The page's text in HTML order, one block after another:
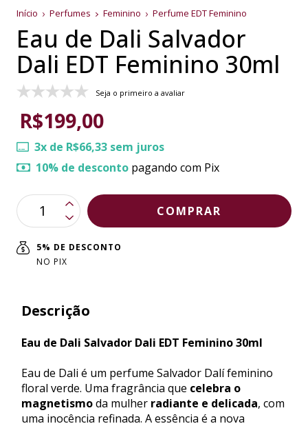
Início Perfumes Feminino Perfume EDT Feminino
Eau de Dali Salvador
Dali EDT Feminino 30ml
Seja o primeiro a avaliar
R$199,00
3x de R$66,33 sem juros
10% de desconto pagando com Pix
5% DE DESCONTO
NO PIX
Descrição
Eau de Dali Salvador Dali EDT Feminino 30ml
Eau de Dali é um perfume Salvador Dalí feminino
floral verde. Uma fragrância que celebra o
magnetismoda mulher radiante e delicada, com
uma inocência refinada. A essência é a nova